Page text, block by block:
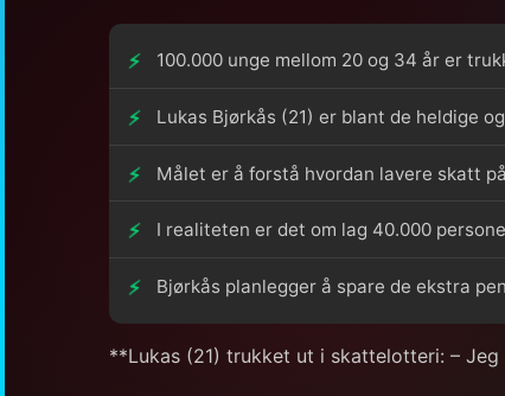
100.000 unge mellom 20 og 34 år er
Lukas Bjørkås (21) er blant de heldige
Målet er å forstå hvordan lavere skatt
I realiteten er det om lag 40.000
Bjørkås planlegger å spare de ekstra
**Lukas (21) trukket ut i skattelotteri: –